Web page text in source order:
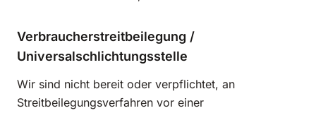
Verbraucherstreitbeilegung /
Universalschlichtungsstelle
Wir sind nicht bereit oder verpflichtet, an
Streitbeilegungsverfahren vor einer